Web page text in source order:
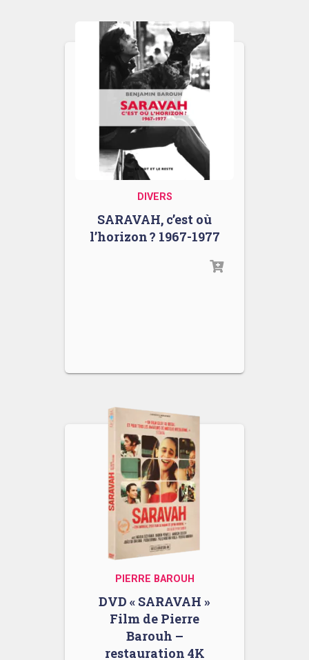
DIVERS
SARAVAH, c’est où
l’horizon ? 1967-1977
PIERRE BAROUH
DVD « SARAVAH »
Film de Pierre
Barouh –
restauration 4K